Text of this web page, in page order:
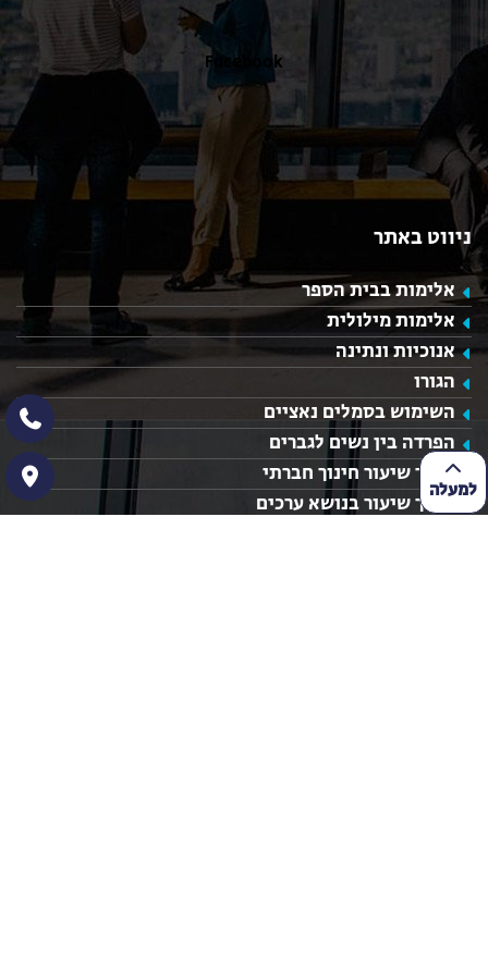
למעלה
Facebook
ניווט באתר
אלימות בבית הספר
אלימות מילולית
אנוכיות ונתינה
הגורו
השימוש בסמלים נאציים
הפרדה בין נשים לגברים
מערך שיעור חינוך חברתי
מערך שיעור בנושא ערכים